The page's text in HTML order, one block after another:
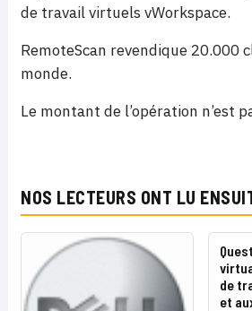
de travail virtuels vWorkspace.
RemoteScan revendique 20.000
monde.
Le montant de l’opération n’est
NOS LECTEURS ONT LU
de
et